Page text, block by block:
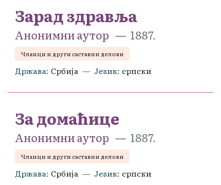
Зарад здравља
Анонимни аутор 1887.
Чланци и други саставни делови
Држава Србија Језик српски
За домаћице
Анонимни аутор 1887.
Чланци и други саставни делови
Држава Србија Језик српски